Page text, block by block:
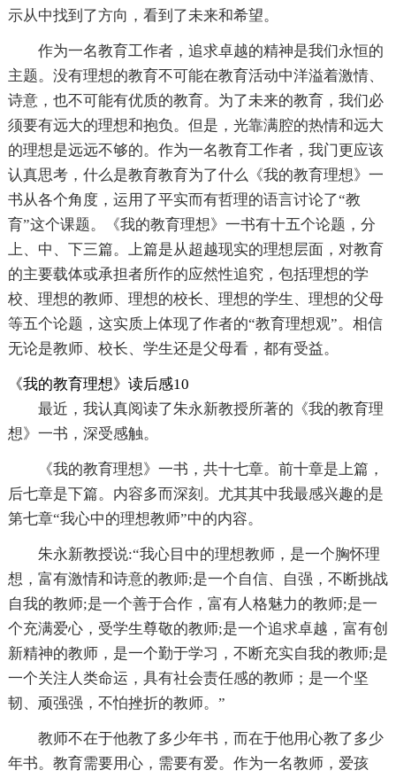
示从中找到了方向，看到了未来和希望。
作为一名教育工作者，追求卓越的精神是我们永恒的
主题。没有理想的教育不可能在教育活动中洋溢着激情、
诗意，也不可能有优质的教育。为了未来的教育，我们必
须要有远大的理想和抱负。但是，光靠满腔的热情和远大
的理想是远远不够的。作为一名教育工作者，我门更应该
认真思考，什么是教育教育为了什么《我的教育理想》一
书从各个角度，运用了平实而有哲理的语言讨论了“教
育”这个课题。《我的教育理想》一书有十五个论题，分
上、中、下三篇。上篇是从超越现实的理想层面，对教育
的主要载体或承担者所作的应然性追究，包括理想的学
校、理想的教师、理想的校长、理想的学生、理想的父母
等五个论题，这实质上体现了作者的“教育理想观”。相信
无论是教师、校长、学生还是父母看，都有受益。
《我的教育理想》读后感10
最近，我认真阅读了朱永新教授所著的《我的教育理
想》一书，深受感触。
《我的教育理想》一书，共十七章。前十章是上篇，
后七章是下篇。内容多而深刻。尤其其中我最感兴趣的是
第七章“我心中的理想教师”中的内容。
朱永新教授说:“我心目中的理想教师，是一个胸怀理
想，富有激情和诗意的教师;是一个自信、自强，不断挑战
自我的教师;是一个善于合作，富有人格魅力的教师;是一
个充满爱心，受学生尊敬的教师;是一个追求卓越，富有创
新精神的教师，是一个勤于学习，不断充实自我的教师;是
一个关注人类命运，具有社会责任感的教师；是一个坚
韧、顽强强，不怕挫折的教师。”
教师不在于他教了多少年书，而在于他用心教了多少
年书。教育需要用心，需要有爱。作为一名教师，爱孩